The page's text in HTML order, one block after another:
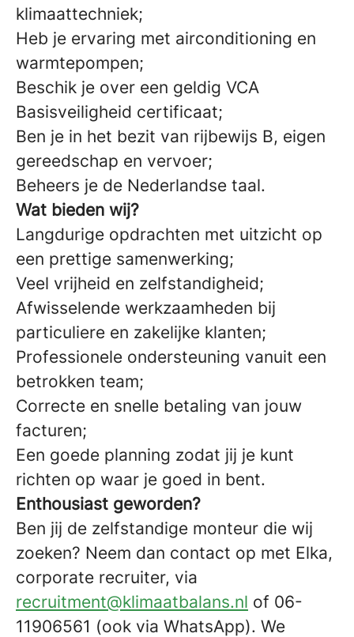
klimaattechniek;
Heb je ervaring met airconditioning en
warmtepompen;
Beschik je over een geldig VCA
Basisveiligheid certificaat;
Ben je in het bezit van rijbewijs B, eigen
gereedschap en vervoer;
Beheers je de Nederlandse taal.
Wat bieden wij?
Langdurige opdrachten met uitzicht op
een prettige samenwerking;
Veel vrijheid en zelfstandigheid;
Afwisselende werkzaamheden bij
particuliere en zakelijke klanten;
Professionele ondersteuning vanuit een
betrokken team;
Correcte en snelle betaling van jouw
facturen;
Een goede planning zodat jij je kunt
richten op waar je goed in bent.
Enthousiast geworden?
Ben jij de zelfstandige monteur die wij
zoeken? Neem dan contact op met Elka,
corporate recruiter, via
recruitment@klimaatbalans.nl of 06-
11906561 (ook via WhatsApp). We